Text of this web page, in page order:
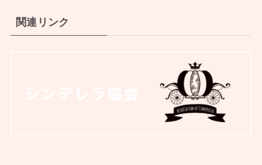
関連リンク